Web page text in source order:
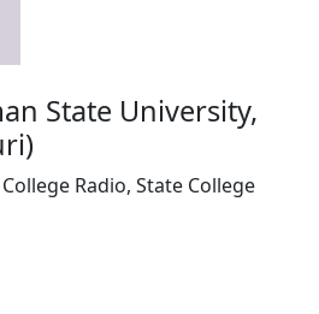
State University,
Radio, State College